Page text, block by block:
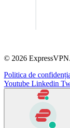
© 2026
Politica de
Youtube Linkedin